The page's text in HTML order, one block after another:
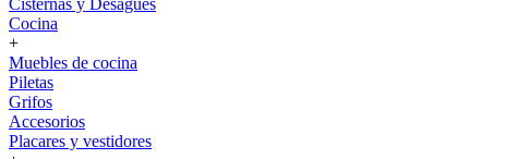
Cisternas y Desagues
Cocina
+
Muebles de cocina
Piletas
Grifos
Accesorios
Placares y vestidores